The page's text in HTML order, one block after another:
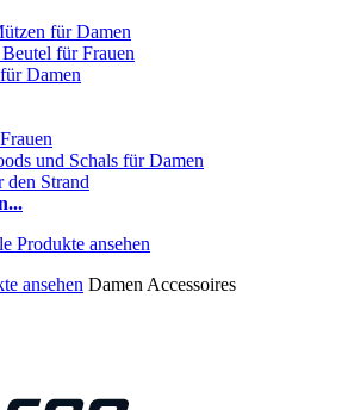
für Damen
für Frauen
Damen
und Schals für Damen
den Strand
ansehen Damen Accessoires